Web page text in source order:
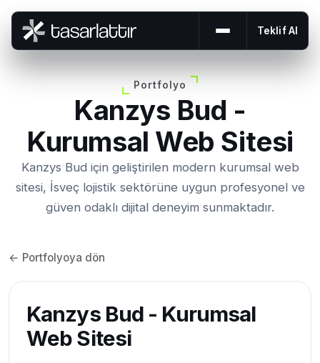
Menüyü aç veya
Teklif Al
Portfolyo
Kanzys Bud -
Kurumsal Web Sitesi
Kanzys Bud için geliştirilen modern kurumsal web
sitesi, İsveç lojistik sektörüne uygun profesyonel ve
güven odaklı dijital deneyim sunmaktadır.
← Portfolyoya dön
Kanzys Bud - Kurumsal
Web Sitesi